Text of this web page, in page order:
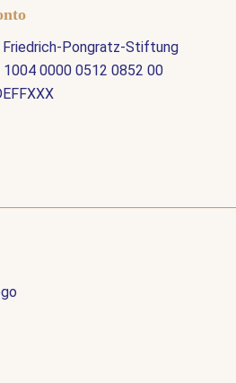
Friedrich-Pongratz-Stiftung
1004 0000 0512 0852 00